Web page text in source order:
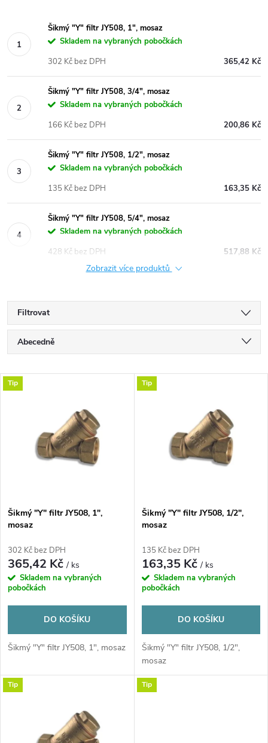
Šikmý "Y" filtr JY508, 1", mosaz
Skladem na vybraných pobočkách
365,42 Kč
302 Kč bez DPH
Šikmý "Y" filtr JY508, 3/4", mosaz
Skladem na vybraných pobočkách
200,86 Kč
166 Kč bez DPH
Šikmý "Y" filtr JY508, 1/2", mosaz
Skladem na vybraných pobočkách
163,35 Kč
135 Kč bez DPH
Šikmý "Y" filtr JY508, 5/4", mosaz
Skladem na vybraných pobočkách
517,88 Kč
428 Kč bez DPH
Zobrazit více produktů
Filtrovat
Ř
a
p
r
o
d
u
k
t
Abecedně
Nejdražší
Nejprodávanější
V
s
p
r
o
d
u
k
Tip
Šikmý "Y" filtr JY508, 1",
mosaz
302 Kč bez DPH
365,42 Kč/ ks
Skladem na vybraných
pobočkách
DO KOŠÍKU
Šikmý "Y" filtr JY508, 1", mosaz
Tip
Šikmý "Y" filtr JY508, 1/2",
mosaz
135 Kč bez DPH
163,35 Kč/ ks
Skladem na vybraných
pobočkách
DO KOŠÍKU
Šikmý "Y" filtr JY508, 1/2",
mosaz
Tip Tip